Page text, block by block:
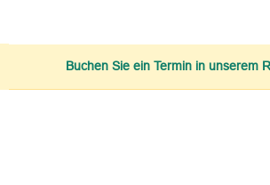
Buchen Sie ein Termin in unserem